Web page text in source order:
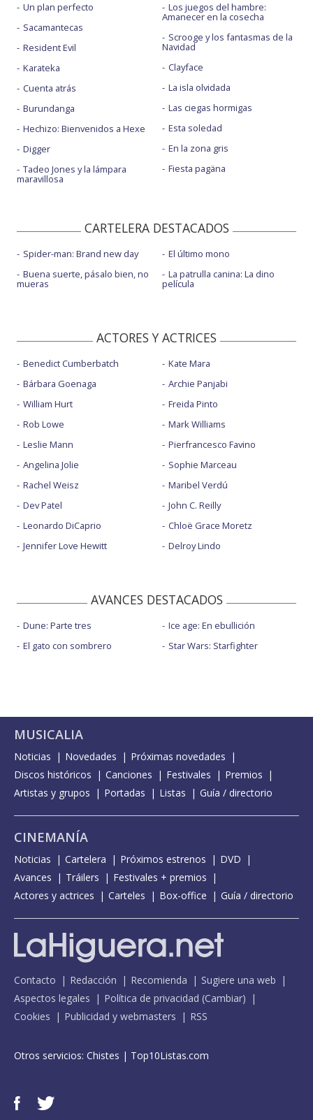
Un plan perfecto
Sacamantecas
Resident Evil
Karateka
Cuenta atrás
Burundanga
Hechizo: Bienvenidos a Hexe
Digger
Tadeo Jones y la lámpara
maravillosa
Los juegos del hambre:
Amanecer en la cosecha
Scrooge y los fantasmas de la
Navidad
Clayface
La isla olvidada
Las ciegas hormigas
Esta soledad
En la zona gris
Fiesta pagäna
CARTELERA DESTACADOS
Spider-man: Brand new day
Buena suerte, pásalo bien, no
mueras
El último mono
La patrulla canina: La dino
película
ACTORES Y ACTRICES
Benedict Cumberbatch
Bárbara Goenaga
William Hurt
Rob Lowe
Leslie Mann
Angelina Jolie
Rachel Weisz
Dev Patel
Leonardo DiCaprio
Jennifer Love Hewitt
Kate Mara
Archie Panjabi
Freida Pinto
Mark Williams
Pierfrancesco Favino
Sophie Marceau
Maribel Verdú
John C. Reilly
Chloë Grace Moretz
Delroy Lindo
AVANCES DESTACADOS
Dune: Parte tres
El gato con sombrero
Ice age: En ebullición
Star Wars: Starfighter
MUSICALIA
Noticias Novedades
Próximas novedades
Discos históricos
Canciones Festivales
Premios
Artistas y grupos
Portadas Listas Guía / directorio
CINEMANÍA
Noticias Cartelera Próximos estrenos
DVD
Avances
Tráilers
Festivales + premios
Actores y actrices
Carteles Box-office Guía / directorio
Contacto Redacción Recomienda
Sugiere una web
Aspectos legales
Política de privacidad (Cambiar)
Cookies
Publicidad y webmasters RSS
Otros servicios: Chistes | Top10Listas.com